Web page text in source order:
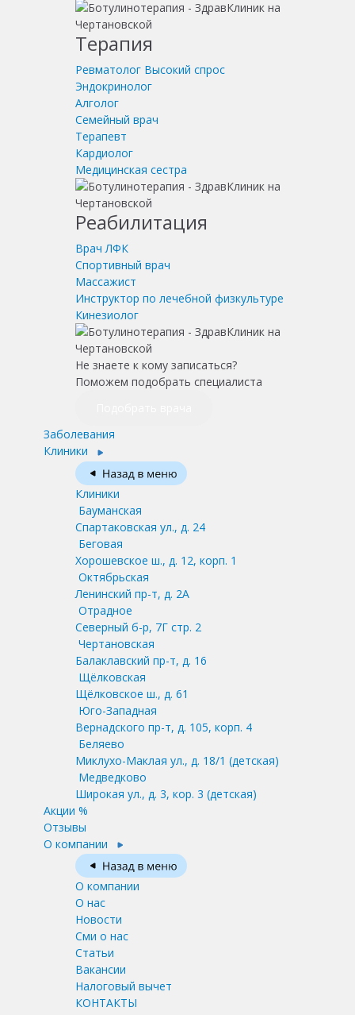
Терапия
Ревматолог Высокий спрос
Эндокринолог
Алголог
Семейный врач
Терапевт
Кардиолог
Медицинская сестра
Реабилитация
Врач ЛФК
Спортивный врач
Массажист
Инструктор по лечебной физкультуре
Кинезиолог
Не знаете к кому записаться?
Поможем подобрать специалиста
Заболевания
Клиники
Клиники
Бауманская
Спартаковская ул., д. 24
Беговая
Хорошевское ш., д. 12, корп. 1
Октябрьская
Ленинский пр-т, д. 2А
Отрадное
Северный б-р, 7Г стр. 2
Чертановская
Балаклавский пр-т, д. 16
Щёлковская
Щёлковское ш., д. 61
Юго-Западная
Вернадского пр-т, д. 105, корп. 4
Беляево
Миклухо-Маклая ул., д. 18/1 (детская)
Медведково
Широкая ул., д. 3, кор. 3 (детская)
Акции %
Отзывы
О компании
О компании
О нас
Новости
Сми о нас
Статьи
Вакансии
Налоговый вычет
КОНТАКТЫ